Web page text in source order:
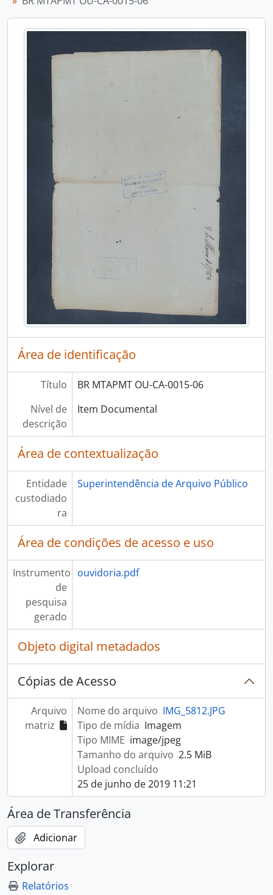
Área de identificação
Título
BR MTAPMT OU-CA-0015-06
Nível de
descrição
Item Documental
Área de contextualização
Entidade
custodiado
ra
Superintendência de Arquivo Público
Área de condições de acesso e uso
Instrumento
de
pesquisa
gerado
ouvidoria.pdf
Objeto digital metadados
Cópias de Acesso
Arquivo
matriz
Nome do arquivo IMG_5812.JPG
Tipo de mídia Imagem
Tipo MIME image/jpeg
Tamanho do arquivo 2.5 MiB
Upload concluído
25 de junho de 2019 11:21
Área de Transferência
Adicionar
Explorar
Relatórios